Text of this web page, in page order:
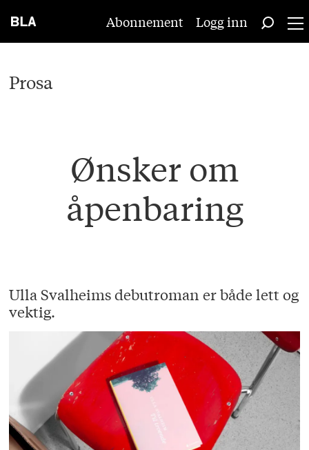
Abonnement Logg inn
Prosa
Ønsker om
åpenbaring
Ulla Svalheims debutroman er både lett og
vektig.